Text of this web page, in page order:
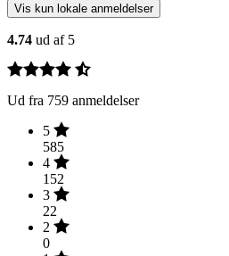
Vis kun lokale anmeldelser
4.74 ud af 5
Ud fra 759 anmeldelser
5
585
4
152
3
22
2
0